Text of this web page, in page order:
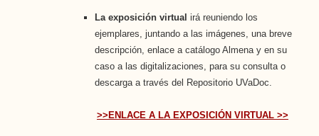
La exposición virtualirá reuniendo los
ejemplares, juntando a las imágenes, una breve
descripción, enlace a catálogo Almena y en su
caso a las digitalizaciones, para su consulta o
descarga a través del Repositorio UVaDoc.
>>ENLACE A LA EXPOSICIÓN VIRTUAL >>